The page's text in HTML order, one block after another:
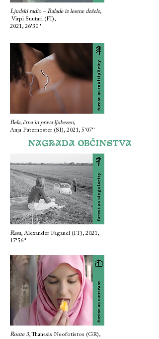
Ljudski radio – Balade iz lesene dežele,
Virpi Suutari (FI),
2021, 26'30''
Bela, črna in prava ljubezen,
Anja Paternoster (SI), 2021, 5'07''
NAGRADA OBČINSTVA
Rasa, Alexander Faganel (IT), 2021,
17'56''
Route 3, Thanasis Neofotistos (GR),